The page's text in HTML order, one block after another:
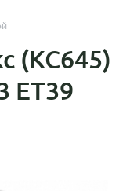
(КС645)
ET39